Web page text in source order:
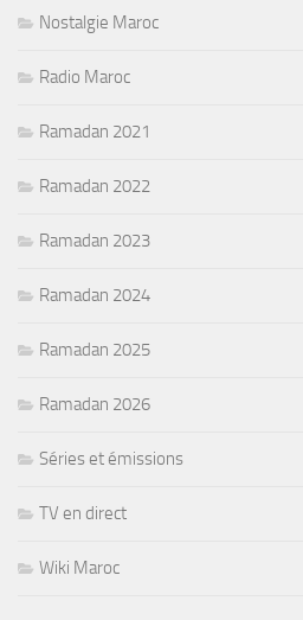
Nostalgie Maroc
Radio Maroc
Ramadan 2021
Ramadan 2022
Ramadan 2023
Ramadan 2024
Ramadan 2025
Ramadan 2026
Séries et émissions
TV en direct
Wiki Maroc